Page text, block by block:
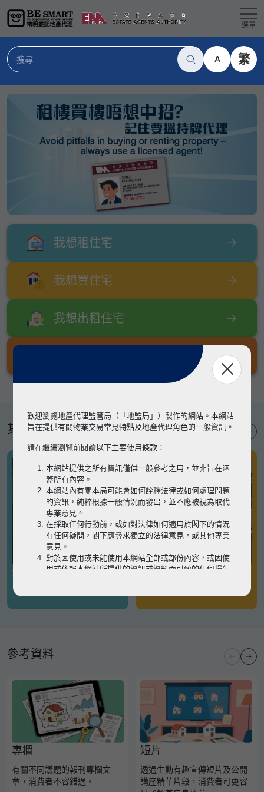
選單
A 繁
我想租住宅
我想買住宅
我想出租住宅
其他專題
有關凶宅
參考資料
專欄
有關不同議題的報刊專欄文
章，消費者不容錯過。
短片
透過生動有趣宣傳短片及公開
講座精華片段，消費者可更容
歡迎瀏覽地產代理監管局（「地監局」）製作的網站。本網站
旨在提供有關物業交易常見特點及地產代理角色的一般資訊。
請在繼續瀏覽前閱讀以下主要使用條款：
本網站提供之所有資訊僅供一般參考之用，並非旨在涵
蓋所有內容。
本網站內有關本局可能會如何詮釋法律或如何處理問題
的資訊，純粹根據一般情況而發出，並不應被視為取代
專業意見。
在採取任何行動前，或如對法律如何適用於閣下的情況
有任何疑問，閣下應尋求獨立的法律意見，或其他專業
意見。
對於因使用或未能使用本網站全部或部份內容，或因使
用或依賴本網站所提供的資訊或資料而引致的任何損失
瀏覽以細閱本網站使用條款的完整版本。如有任